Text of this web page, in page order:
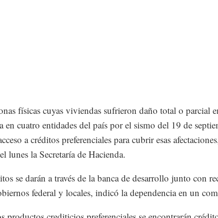
físicas cuyas viviendas sufrieron daño total o parcial
en cuatro entidades del país por el sismo del 19 de
a créditos preferenciales para cubrir esas
lunes la Secretaría de Hacienda.
se darán a través de la banca de desarrollo junto con
federal y locales, indicó la dependencia en un